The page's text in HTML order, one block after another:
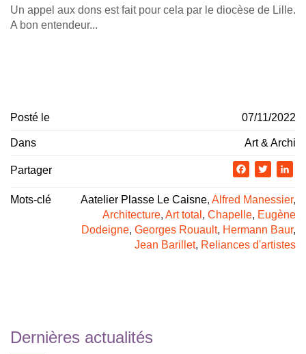
Un appel aux dons est fait pour cela par le diocèse de Lille.
A bon entendeur...
Posté le 07/11/2022
Dans Art & Archi
Partager Facebook
Twitter
Mots-clé Aatelier Plasse Le Caisne, Alfred Manessier,
Architecture, Art total , Chapelle, Eugène
Dodeigne, Georges Rouault, Hermann Baur,
Jean Barillet, Reliances d'artistes
Dernières actualités